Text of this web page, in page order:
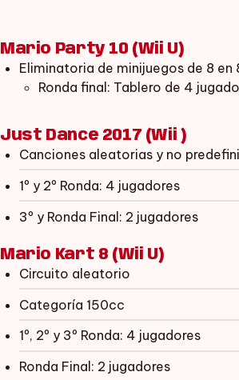
Mario Party 10 (Wii U)
Eliminatoria de minijuegos de 8 en
Ronda final: Tablero de 4
Just Dance 2017 (Wii )
Canciones aleatorias y no
1º y 2º Ronda: 4 jugadores
3º y Ronda Final: 2 jugadores
Mario Kart 8 (Wii U)
Circuito aleatorio
Categoría 150cc
1º, 2º y 3º Ronda: 4 jugadores
Ronda Final: 2 jugadores